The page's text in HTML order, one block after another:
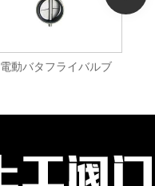
電動バタフライバルブ